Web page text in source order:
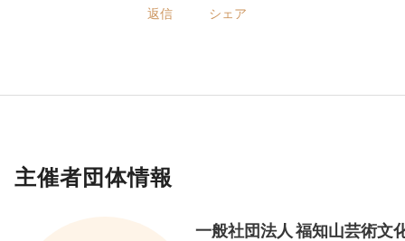
返信 シェア
主催者団体情報
一般社団法人 福知山芸術文